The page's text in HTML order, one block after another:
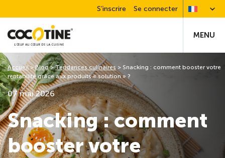
S’inscrire Se connecter
MENU
07 mai 2026
Snacking : comment
booster votre
Accueil>Blog>Tendances culinaires> Snacking : comment booster votre
rentabilité grâce aux produits « solution » ?